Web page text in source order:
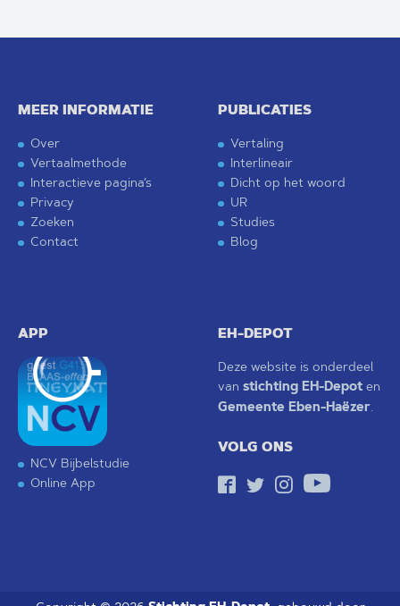
MEER INFORMATIE
Over
Vertaalmethode
Interactieve pagina’s
Privacy
Zoeken
Contact
PUBLICATIES
Vertaling
Interlineair
Dicht op het woord
UR
Studies
Blog
APP
NCV Bijbelstudie
Online App
EH-DEPOT
Deze website is onderdeel
van stichting EH-Depot en
Gemeente Eben-Haëzer.
VOLG ONS